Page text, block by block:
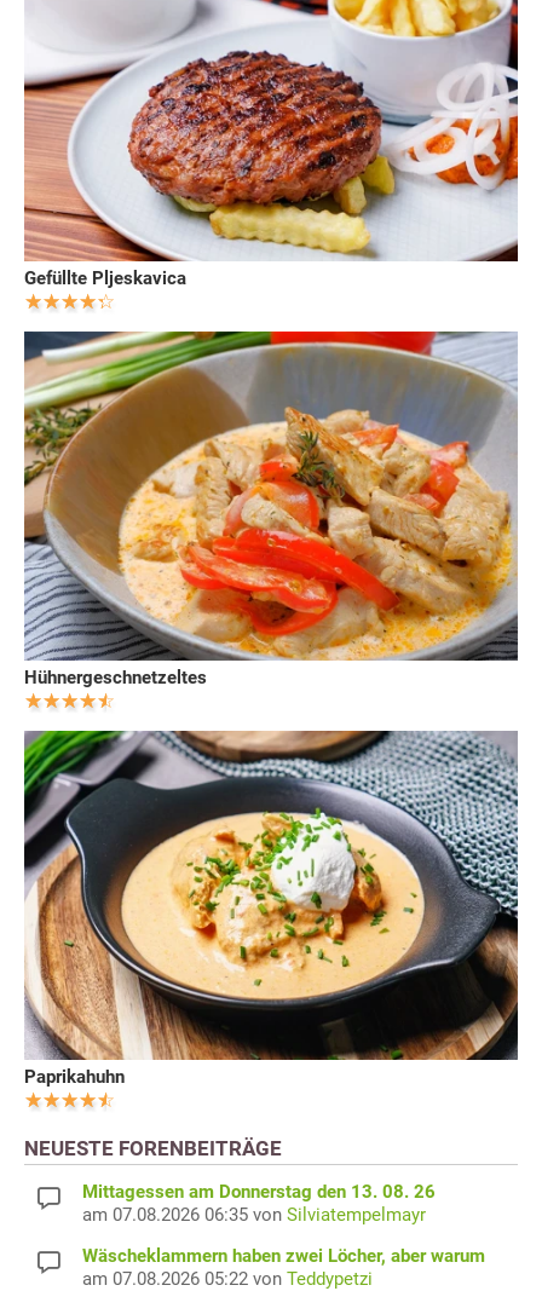
Gefüllte Pljeskavica
Hühnergeschnetzeltes
Paprikahuhn
NEUESTE FORENBEITRÄGE
Mittagessen am Donnerstag den 13. 08. 26
am 07.08.2026 06:35 von Silviatempelmayr
Wäscheklammern haben zwei Löcher, aber warum
am 07.08.2026 05:22 von Teddypetzi